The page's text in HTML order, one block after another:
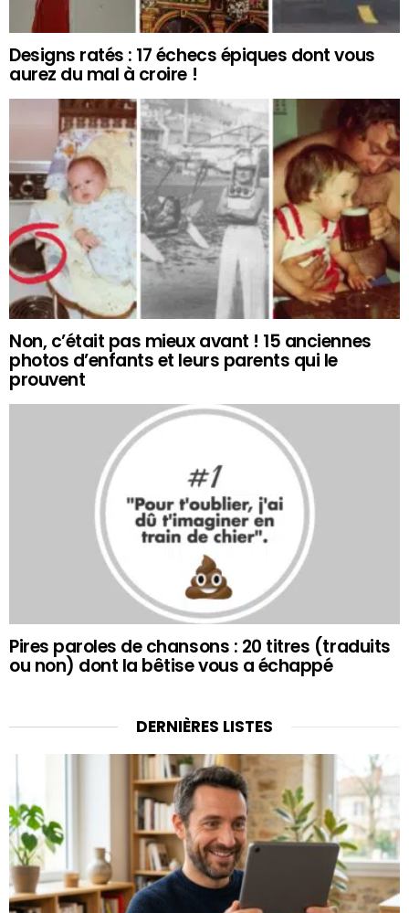
Designs ratés : 17 échecs épiques dont vous
aurez du mal à croire !
Non, c’était pas mieux avant ! 15 anciennes
photos d’enfants et leurs parents qui le
prouvent
Pires paroles de chansons : 20 titres (traduits
ou non) dont la bêtise vous a échappé
DERNIÈRES LISTES